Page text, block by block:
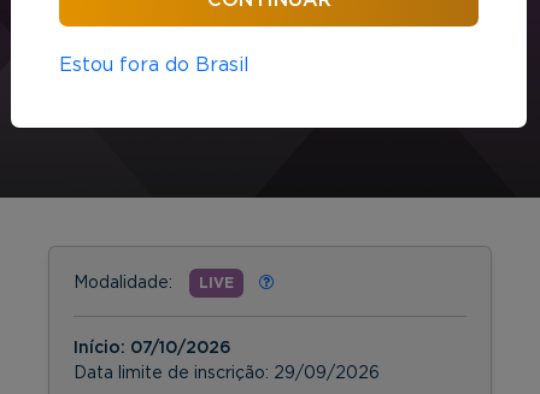
Modalidade: LIVE
Início: 07/10/2026
Data limite de inscrição: 29/09/2026
Estou fora do Brasil